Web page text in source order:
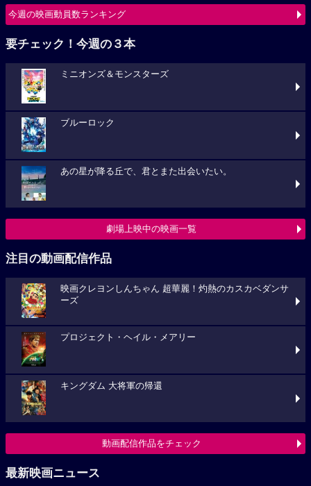
今週の映画動員数ランキング
要チェック！今週の３本
ミニオンズ＆モンスターズ
ブルーロック
あの星が降る丘で、君とまた出会いたい。
劇場上映中の映画一覧
注目の動画配信作品
映画クレヨンしんちゃん 超華麗！灼熱のカスカベダンサ
ーズ
プロジェクト・ヘイル・メアリー
キングダム 大将軍の帰還
動画配信作品をチェック
最新映画ニュース